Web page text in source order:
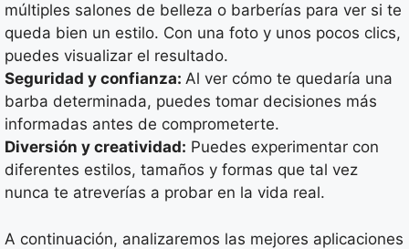
múltiples salones de belleza o barberías para ver si te
queda bien un estilo. Con una foto y unos pocos clics,
puedes visualizar el resultado.
Seguridad y confianza: Al ver cómo te quedaría una
barba determinada, puedes tomar decisiones más
informadas antes de comprometerte.
Diversión y creatividad: Puedes experimentar con
diferentes estilos, tamaños y formas que tal vez
nunca te atreverías a probar en la vida real.
A continuación, analizaremos las mejores aplicaciones